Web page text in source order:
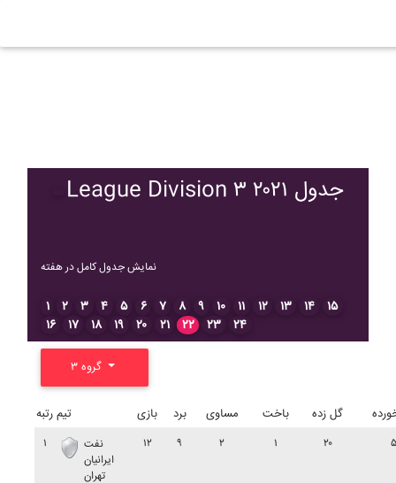
League Division ۳ ۲۰۲۱ جدول
نمایش جدول کامل در هفته
۱ ۲ ۳ ۴ ۵ ۶ ۷ ۸ ۹ ۱۰ ۱۱ ۱۲ ۱۳ ۱۴
۱۵
۱۶
۱۷ ۱۸ ۱۹ ۲۰ ۲۱ ۲۲ ۲۳ ۲۴
رتبه تیم بازی برد مساوی باخت گل زده
۱
نفت
ايرانيان
تهران
۱۲ ۹ ۲ ۱ ۲۰ ۵